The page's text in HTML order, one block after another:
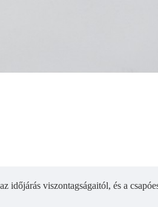
időjárás viszontagságaitól, és a